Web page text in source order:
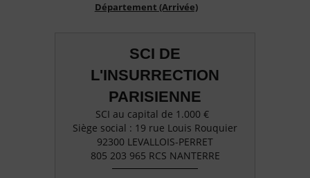
Département (Arrivée)
SCI DE
L'INSURRECTION
PARISIENNE
SCI au capital de 1.000 €
Siège social : 19 rue Louis Rouquier
92300 LEVALLOIS-PERRET
805 203 965 RCS NANTERRE